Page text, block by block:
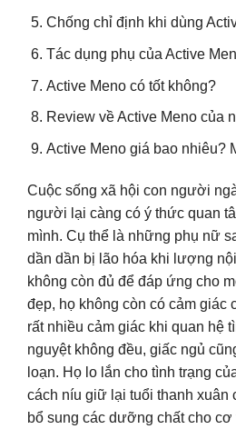
Chống chỉ định khi dùng
Tác dụng phụ của Active
Active Meno có tốt không?
Review về Active Meno của
Active Meno giá bao nhiêu?
Cuộc sống xã hội con người
người lại càng có ý thức quan
mình. Cụ thể là những phụ nữ
dần dần bị lão hóa khi lượng
không còn đủ để đáp ứng cho
đẹp, họ không còn có cảm giác
rất nhiều cảm giác khi quan hệ
nguyệt không đều, giấc ngủ
loạn. Họ lo lắn cho tình trạng
cách níu giữ lại tuổi thanh xuân
bổ sung các dưỡng chất cho cơ